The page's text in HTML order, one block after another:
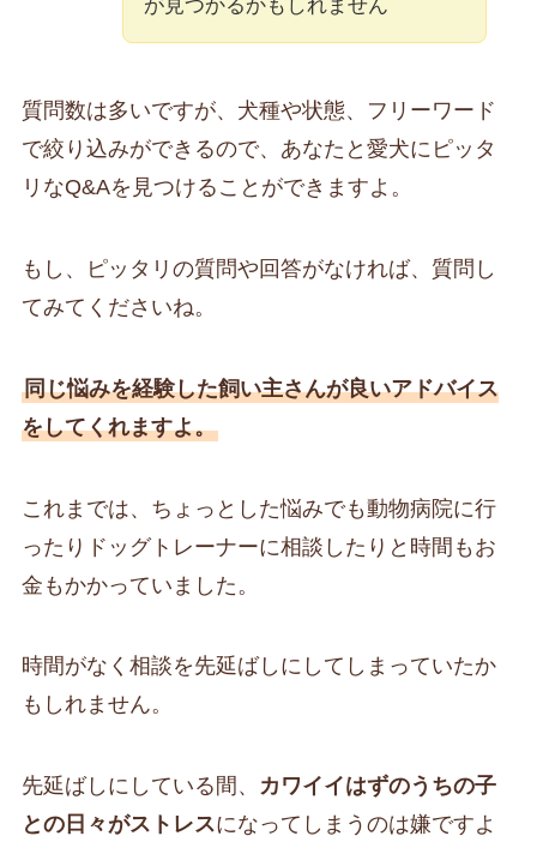
が見つかるかもしれません
質問数は多いですが、犬種や状態、フリーワード
で絞り込みができるので、あなたと愛犬にピッタ
リなQ&Aを見つけることができますよ。
もし、ピッタリの質問や回答がなければ、質問し
てみてくださいね。
同じ悩みを経験した飼い主さんが良いアドバイス
をしてくれますよ。
これまでは、ちょっとした悩みでも動物病院に行
ったりドッグトレーナーに相談したりと時間もお
金もかかっていました。
時間がなく相談を先延ばしにしてしまっていたか
もしれません。
先延ばしにしている間、
カワイイはずのうちの子
との日々がストレスになってしまうのは嫌ですよ